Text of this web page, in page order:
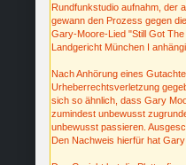
Rundfunkstudio aufnahm, der
gewann den Prozess gegen
Gary-Moore-Lied "Still Got
Landgericht München I
Nach Anhörung eines
Urheberrechtsverletzung
sich so ähnlich, dass Gary
zumindest unbewusst
unbewusst passieren.
Den Nachweis hierfür hat